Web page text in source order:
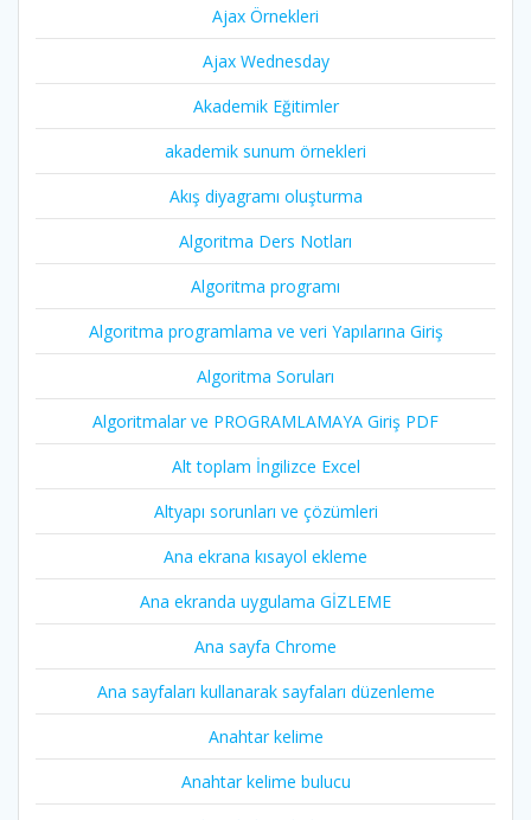
Ajax Örnekleri
Ajax Wednesday
Akademik Eğitimler
akademik sunum örnekleri
Akış diyagramı oluşturma
Algoritma Ders Notları
Algoritma programı
Algoritma programlama ve veri Yapılarına Giriş
Algoritma Soruları
Algoritmalar ve PROGRAMLAMAYA Giriş PDF
Alt toplam İngilizce Excel
Altyapı sorunları ve çözümleri
Ana ekrana kısayol ekleme
Ana ekranda uygulama GİZLEME
Ana sayfa Chrome
Ana sayfaları kullanarak sayfaları düzenleme
Anahtar kelime
Anahtar kelime bulucu